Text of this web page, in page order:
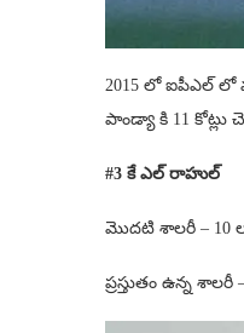
2015 లో ఐపీఎల్ లో
పాండ్యా కి 11 కోట్లు
#3 కే ఎల్ రాహుల్
మొదటి శాలరీ – 10
ప్రస్తుతం ఉన్న శాలరీ